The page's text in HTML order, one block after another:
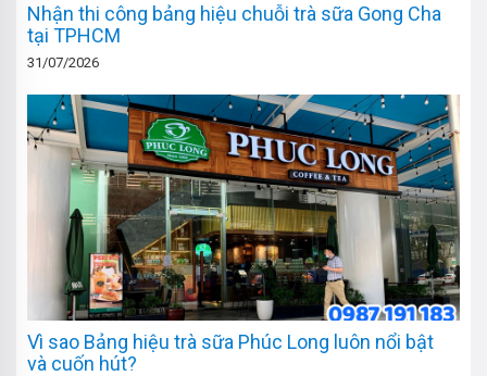
Nhận thi công bảng hiệu chuỗi trà sữa Gong Cha
tại TPHCM
31/07/2026
Vì sao Bảng hiệu trà sữa Phúc Long luôn nổi bật
và cuốn hút?